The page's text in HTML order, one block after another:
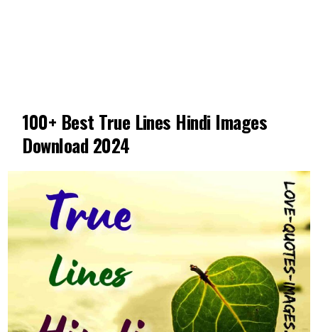
100+ Best True Lines Hindi Images
Download 2024